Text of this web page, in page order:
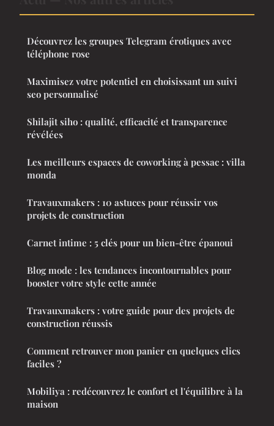
Découvrez les groupes Telegram érotiques avec
téléphone rose
Maximisez votre potentiel en choisissant un suivi
seo personnalisé
Shilajit siho : qualité, efficacité et transparence
révélées
Les meilleurs espaces de coworking à pessac : villa
monda
Travauxmakers : 10 astuces pour réussir vos
projets de construction
Carnet intime : 5 clés pour un bien-être épanoui
Blog mode : les tendances incontournables pour
booster votre style cette année
Travauxmakers : votre guide pour des projets de
construction réussis
Comment retrouver mon panier en quelques clics
faciles ?
Mobiliya : redécouvrez le confort et l'équilibre à la
maison